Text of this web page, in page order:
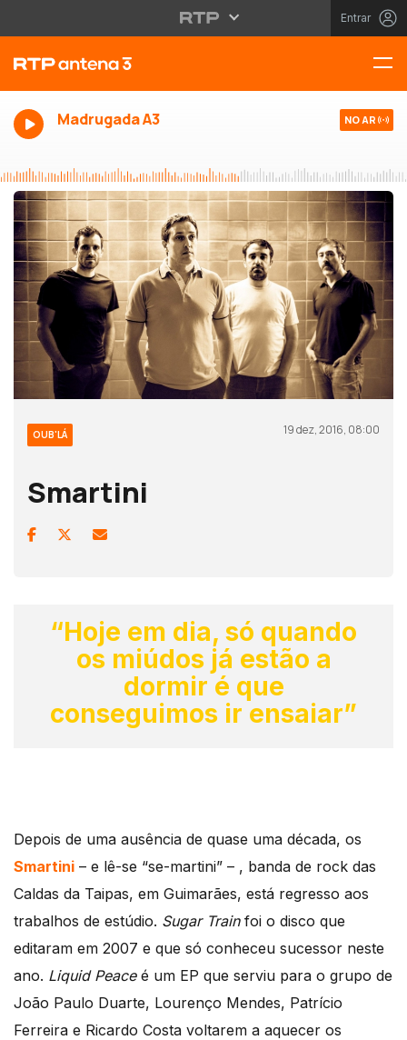
Entrar
Madrugada A3 NO AR
OUB'LÁ 19 dez, 2016, 08:00
Smartini
“Hoje em dia, só quando
os miúdos já estão a
dormir é que
conseguimos ir ensaiar”
Depois de uma ausência de quase uma década, os
Smartini – e lê-se “se-martini” – , banda de rock das
Caldas da Taipas, em Guimarães, está regresso aos
trabalhos de estúdio. Sugar Trainfoi o disco que
editaram em 2007 e que só conheceu sucessor neste
ano. Liquid Peaceé um EP que serviu para o grupo de
João Paulo Duarte, Lourenço Mendes, Patrício
Ferreira e Ricardo Costa voltarem a aquecer os